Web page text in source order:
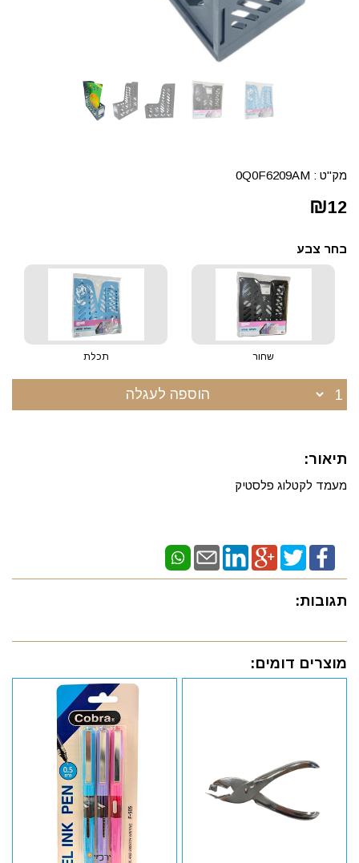
מק"ט : 0Q0F6209AM
₪12
בחר צבע
שחור תכלת
הוספה לעגלה
תיאור:
מעמד לקטלוג פלסטיק
תגובות:
מוצרים דומים: